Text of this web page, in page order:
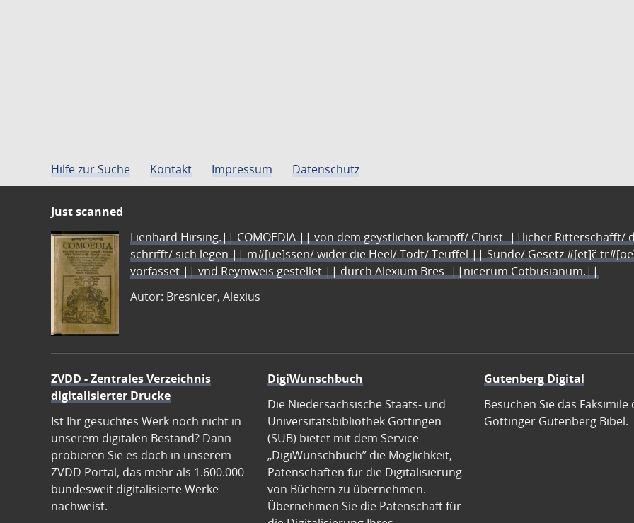
Hilfe zur Suche Kontakt Impressum Datenschutz
Just scanned
Lienhard Hirsing.|| COMOEDIA || von dem geystlichen kampff/ Christ=||licher Ritterschafft/
schrifft/ sich legen || m#[ue]ssen/ wider die Heel/ Todt/ Teuffel || Sünde/ Gesetz #[et]c̃
vorfasset || vnd Reymweis gestellet || durch Alexium Bres=||nicerum Cotbusianum.||
Autor: Bresnicer, Alexius
ZVDD - Zentrales Verzeichnis
digitalisierter Drucke
Ist Ihr gesuchtes Werk noch nicht in
unserem digitalen Bestand? Dann
probieren Sie es doch in unserem
ZVDD Portal, das mehr als 1.600.000
bundesweit digitalisierte Werke
nachweist.
DigiWunschbuch
Die Niedersächsische Staats- und
Universitätsbibliothek Göttingen
(SUB) bietet mit dem Service
„DigiWunschbuch” die Möglichkeit,
Patenschaften für die Digitalisierung
von Büchern zu übernehmen.
Übernehmen Sie die Patenschaft für
Gutenberg Digital
Besuchen Sie das Faksimile
Göttinger Gutenberg Bibel.